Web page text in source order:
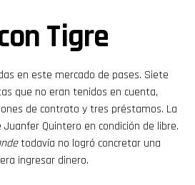
Tigre
en este mercado de pases. Siete
que no eran tenidos en cuenta,
de contrato y tres préstamos. La
Quintero en condición de libre.
todavía no logró concretar una
ingresar dinero.